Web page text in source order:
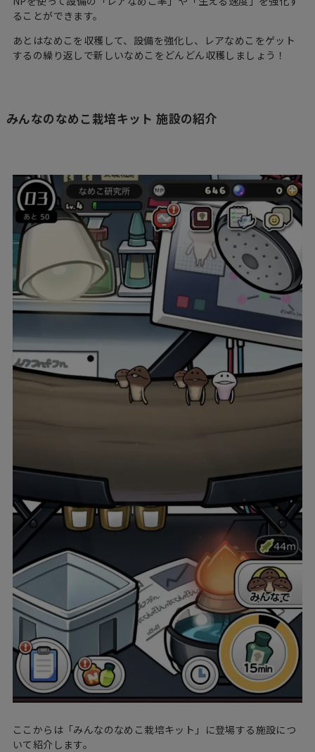
ることができます。
あとはなめこを収穫して、設備を強化し、レアなめこをゲット
するの繰り返しで新しいなめこをどんどん収穫しましょう！
みんなのなめこ栽培キット 施設の紹介
ここからは「みんなのなめこ栽培キット」に登場する施設につ
いて紹介します。